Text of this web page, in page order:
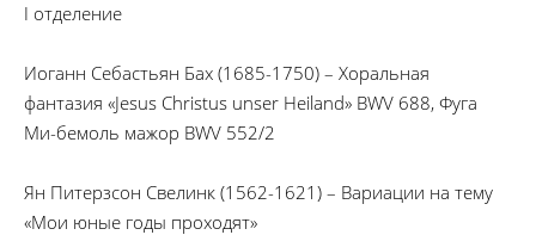
I отделение
Иоганн Себастьян Бах (1685-1750) – Хоральная
фантазия «Jesus Christus unser Heiland» BWV 688, Фуга
Ми-бемоль мажор BWV 552/2
Ян Питерзсон Свелинк (1562-1621) – Вариации на тему
«Мои юные годы проходят»